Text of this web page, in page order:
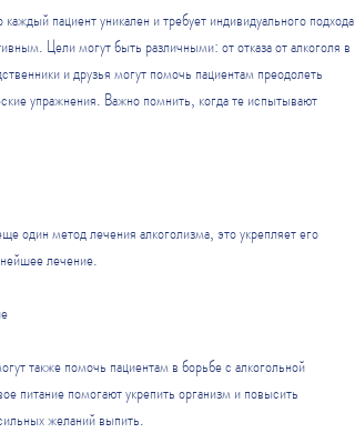
пациент уникален и требует индивидуального подхода
Цели могут быть различными: от отказа от алкоголя в
и друзья могут помочь пациентам преодолеть
упражнения. Важно помнить, когда те испытывают
один метод лечения алкоголизма, это укрепляет его
лечение.
также помочь пациентам в борьбе с алкогольной
питание помогают укрепить организм и повысить
желаний выпить.